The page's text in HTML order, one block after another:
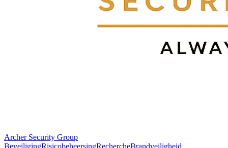
Archer Security Group
BeveiligingRisicobeheersingRechercheBrandveiligheid